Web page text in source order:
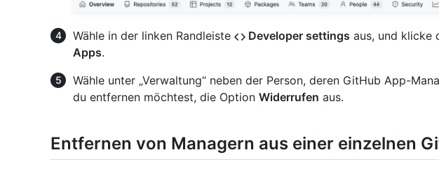
Wähle in der linken Randleiste Developer settings aus, und klicke
Apps.
Wähle unter „Verwaltung“ neben der Person, deren GitHub App-
du entfernen möchtest, die Option Widerrufen aus.
Entfernen von Managern aus einer einzelnen